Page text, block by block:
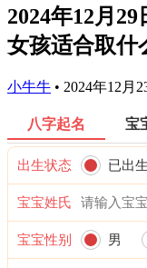
2024年12月
女孩适合取什
小牛牛 • 2024年12月
八字起名 宝
出生状态 已出生
宝宝姓氏
宝宝性别 男